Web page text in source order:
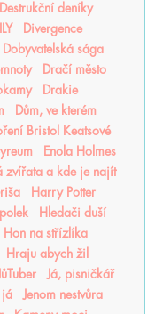
Destrukční deníky
Divergence
Dobyvatelská sága
Dračí město
Drakie
Dům, ve kterém
Bristol Keatsové
Enola Holmes
zvířata a kde je najít
Harry Potter
Hledači duší
Hon na střízlíka
Hraju abych žil
Já, pisničkář
já
Jenom nestvůra